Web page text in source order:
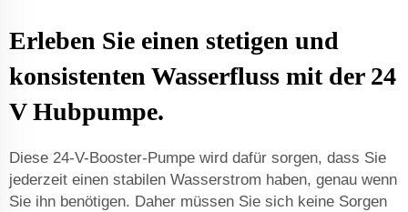
Erleben Sie einen stetigen und
konsistenten Wasserfluss mit der 24
V Hubpumpe.
Diese 24-V-Booster-Pumpe wird dafür sorgen, dass Sie
jederzeit einen stabilen Wasserstrom haben, genau wenn
Sie ihn benötigen. Daher müssen Sie sich keine Sorgen